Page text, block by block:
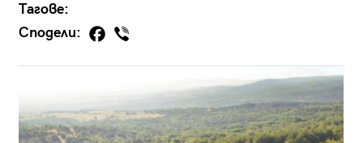
Тагове:
Сподели: